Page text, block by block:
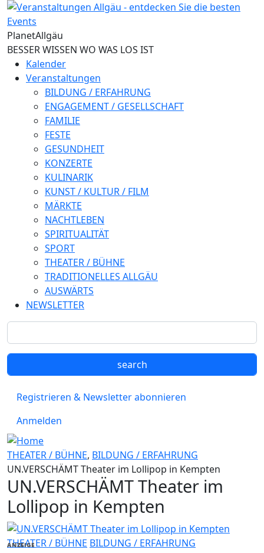
Direkt zum Inhalt
PlanetAllgäu
BESSER WISSEN WO WAS LOS IST
Kalender
Veranstaltungen
BILDUNG / ERFAHRUNG
ENGAGEMENT / GESELLSCHAFT
FAMILIE
FESTE
GESUNDHEIT
KONZERTE
KULINARIK
KUNST / KULTUR / FILM
MÄRKTE
NACHTLEBEN
SPIRITUALITÄT
SPORT
THEATER / BÜHNE
TRADITIONELLES ALLGÄU
AUSWÄRTS
NEWSLETTER
Registrieren & Newsletter abonnieren
Anmelden
THEATER / BÜHNE, BILDUNG / ERFAHRUNG
UN.VERSCHÄMT Theater im Lollipop in Kempten
UN.VERSCHÄMT Theater im
Lollipop in Kempten
THEATER / BÜHNE BILDUNG / ERFAHRUNG
ANZEIGE